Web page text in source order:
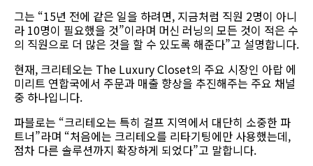
그는 “15년 전에 같은 일을 하려면, 지금처럼 직원 2명이 아니
라 10명이 필요했을 것”이라며 머신 러닝의 모든 것이 적은 수
의 직원으로 더 많은 것을 할 수 있도록 해준다”고 설명합니다.
현재, 크리테오는 The Luxury Closet의 주요 시장인 아랍 에
미리트 연합국에서 주문과 매출 향상을 추진해주는 주요 채널
중 하나입니다.
파블로는 “크리테오는 특히 걸프 지역에서 대단히 소중한 파
트너”라며 “처음에는 크리테오를 리타기팅에만 사용했는데,
점차 다른 솔루션까지 확장하게 되었다”고 말합니다.